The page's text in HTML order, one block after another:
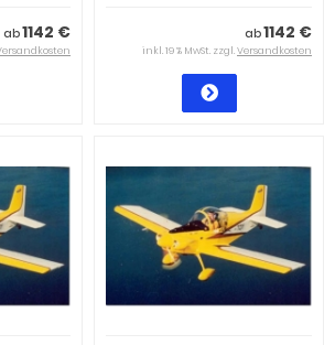
ab1142 € ab1142 €
inkl. 19 % MwSt. zzgl.Versandkosten